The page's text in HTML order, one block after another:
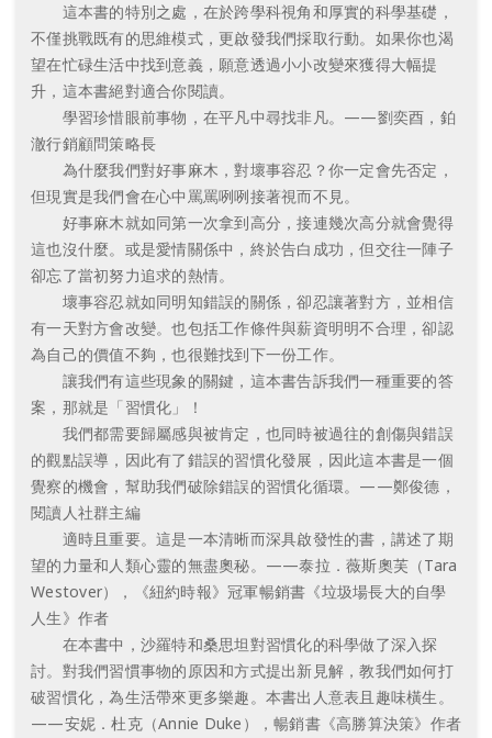
這本書的特別之處，在於跨學科視角和厚實的科學基礎，
不僅挑戰既有的思維模式，更啟發我們採取行動。如果你也渴
望在忙碌生活中找到意義，願意透過小小改變來獲得大幅提
升，這本書絕對適合你閱讀。
學習珍惜眼前事物，在平凡中尋找非凡。——劉奕酉，鉑
澈行銷顧問策略長
為什麼我們對好事麻木，對壞事容忍？你一定會先否定，
但現實是我們會在心中罵罵咧咧接著視而不見。
好事麻木就如同第一次拿到高分，接連幾次高分就會覺得
這也沒什麼。或是愛情關係中，終於告白成功，但交往一陣子
卻忘了當初努力追求的熱情。
壞事容忍就如同明知錯誤的關係，卻忍讓著對方，並相信
有一天對方會改變。也包括工作條件與薪資明明不合理，卻認
為自己的價值不夠，也很難找到下一份工作。
讓我們有這些現象的關鍵，這本書告訴我們一種重要的答
案，那就是「習慣化」！
我們都需要歸屬感與被肯定，也同時被過往的創傷與錯誤
的觀點誤導，因此有了錯誤的習慣化發展，因此這本書是一個
覺察的機會，幫助我們破除錯誤的習慣化循環。——鄭俊德，
閱讀人社群主編
適時且重要。這是一本清晰而深具啟發性的書，講述了期
望的力量和人類心靈的無盡奧秘。——泰拉．薇斯奧芙（Tara
Westover），《紐約時報》冠軍暢銷書《垃圾場長大的自學
人生》作者
在本書中，沙羅特和桑思坦對習慣化的科學做了深入探
討。對我們習慣事物的原因和方式提出新見解，教我們如何打
破習慣化，為生活帶來更多樂趣。本書出人意表且趣味橫生。
——安妮．杜克（Annie Duke），暢銷書《高勝算決策》作者